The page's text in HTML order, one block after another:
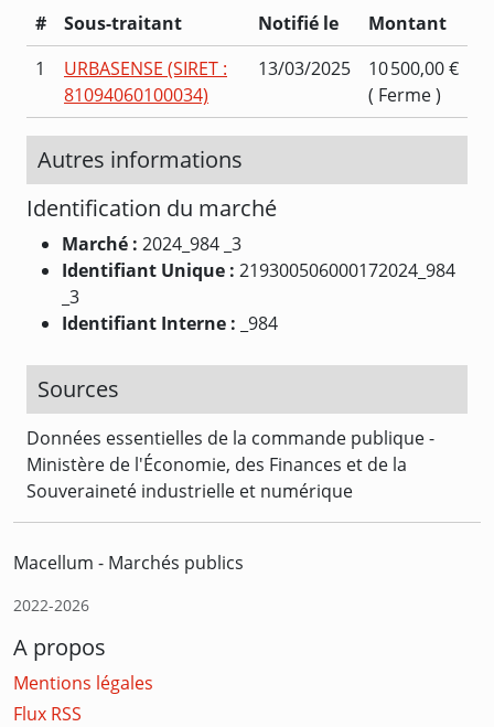
# Sous-traitant Notifié le
Montant
1
URBASENSE (SIRET :
81094060100034)
13/03/2025
10 500,00 €
( Ferme )
Autres informations
Identification du marché
Marché : 2024_984 _3
Identifiant Unique : 219300506000172024_984
_3
Identifiant Interne : _984
Sources
Données essentielles de la commande publique -
Ministère de l'Économie, des Finances et de la
Souveraineté industrielle et numérique
Macellum - Marchés publics
2022-2026
A propos
Mentions légales
Flux RSS